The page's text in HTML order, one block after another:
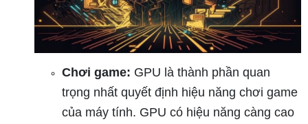
Chơi game: GPU là thành phần quan
trọng nhất quyết định hiệu năng chơi game
của máy tính. GPU có hiệu năng càng cao